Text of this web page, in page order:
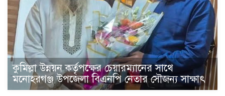
কুমিল্লা উন্নয়ন কর্তৃপক্ষের চেয়ারম্যানের সাথে
মনোহরগঞ্জ উপজেলা বিএনপি নেতার সৌজন্য সাক্ষাৎ